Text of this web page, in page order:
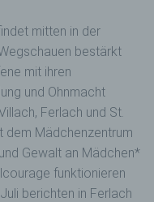
mitten in der
bestärkt
mit ihren
und Ohnmacht
Ferlach und St.
dem Mädchenzentrum
Gewalt an Mädchen*
funktionieren
berichten in Ferlach